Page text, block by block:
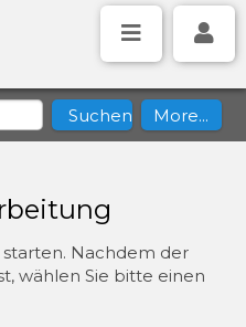
Nachdem der
wählen Sie bitte einen